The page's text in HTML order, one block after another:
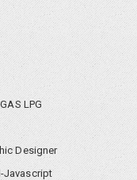
LPG
Designer
Javascript